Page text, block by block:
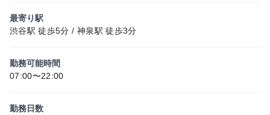
最寄り駅
渋谷駅 徒歩5分 / 神泉駅 徒歩3分
勤務可能時間
07:00〜22:00
勤務日数